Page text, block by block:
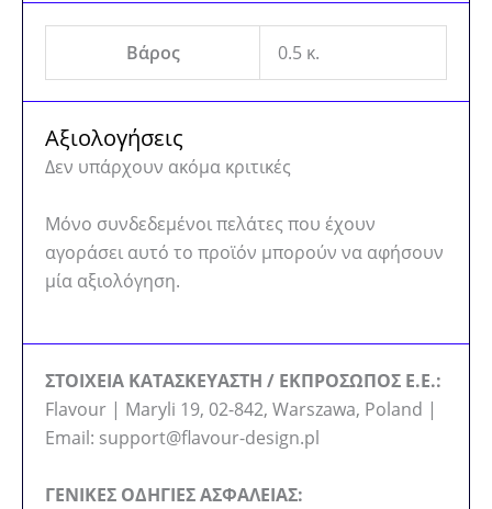
Βάρος 0.5 κ.
Αξιολογήσεις
Δεν υπάρχουν ακόμα κριτικές
Μόνο συνδεδεμένοι πελάτες που έχουν
αγοράσει αυτό το προϊόν μπορούν να αφήσουν
μία αξιολόγηση.
ΣΤΟΙΧΕΙΑ ΚΑΤΑΣΚΕΥΑΣΤΗ / ΕΚΠΡΟΣΩΠΟΣ Ε.Ε.:
Flavour | Maryli 19, 02-842, Warszawa, Poland |
Email: support@flavour-design.pl
ΓΕΝΙΚΕΣ ΟΔΗΓΙΕΣ ΑΣΦΑΛΕΙΑΣ: